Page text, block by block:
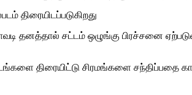
திரையிடப்படுகிறது
தனத்தால் சட்டம் ஒழுங்கு பிரச்சனை
திரையிட்டு சிரமங்களை சந்திப்பதை